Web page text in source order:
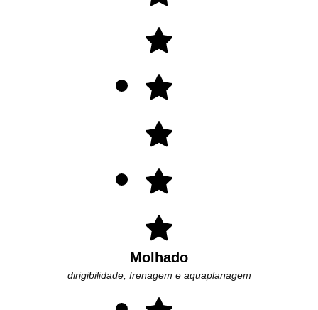
Molhado
dirigibilidade, frenagem e aquaplanagem